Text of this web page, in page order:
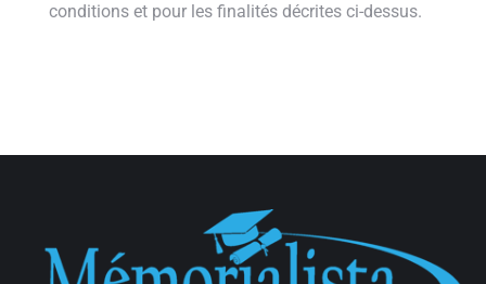
conditions et pour les finalités décrites ci-dessus.